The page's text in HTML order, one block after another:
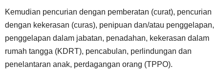
Kemudian pencurian dengan pemberatan (curat), pencurian
dengan kekerasan (curas), penipuan dan/atau penggelapan,
penggelapan dalam jabatan, penadahan, kekerasan dalam
rumah tangga (KDRT), pencabulan, perlindungan dan
penelantaran anak, perdagangan orang (TPPO).